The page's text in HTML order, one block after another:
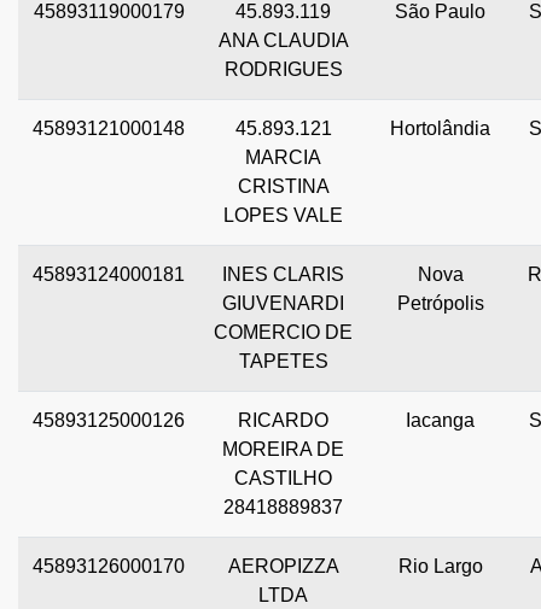
45893119000179
45.893.119
ANA CLAUDIA
RODRIGUES
São Paulo
45893121000148
45.893.121
MARCIA
CRISTINA
LOPES VALE
Hortolândia
45893124000181
INES CLARIS
GIUVENARDI
COMERCIO DE
TAPETES
Nova
Petrópolis
45893125000126
RICARDO
MOREIRA DE
CASTILHO
28418889837
Iacanga
45893126000170
AEROPIZZA
LTDA
Rio Largo